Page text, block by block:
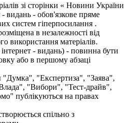
зі сторінки « Новини України
- видань - обов'язкове пряме
систем гіперпосилання .
в незалежності від
використання матеріалів.
- видань) - повинна бути
або в першому абзаці
"Думка", "Експертиза", "Заява",
"Вибори", "Тест-драйв",
публікуються на правах
спільно з